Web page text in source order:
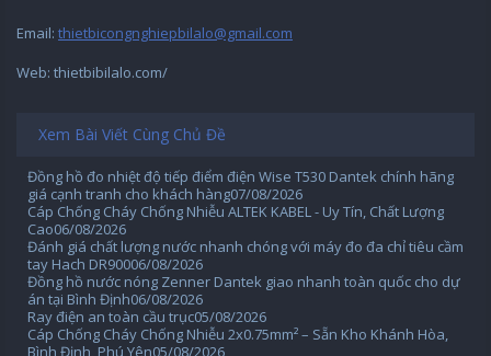
Email: thietbicongnghiepbilalo@gmail.com
Web: thietbibilalo.com/
Xem Bài Viết Cùng Chủ Đề
Đồng hồ đo nhiệt độ tiếp điểm điện Wise T530 Dantek chính hãng
giá cạnh tranh cho khách hàng07/08/2026
Cáp Chống Cháy Chống Nhiễu ALTEK KABEL - Uy Tín, Chất Lượng
Cao06/08/2026
Đánh giá chất lượng nước nhanh chóng với máy đo đa chỉ tiêu cầm
tay Hach DR90006/08/2026
Đồng hồ nước nóng Zenner Dantek giao nhanh toàn quốc cho dự
án tại Bình Định06/08/2026
Ray điện an toàn cầu trục05/08/2026
Cáp Chống Cháy Chống Nhiễu 2x0.75mm² – Sẵn Kho Khánh Hòa,
Bình Định, Phú Yên05/08/2026